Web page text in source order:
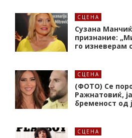
СЦЕНА
Сузана
признание:
го изневерам
СЦЕНА
(ФОТО) Се
Ражнатовиќ,
бременост од
СЦЕНА